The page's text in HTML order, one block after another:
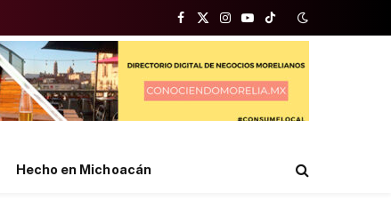
Facebook
X
(Twitter)
Instagram
YouTubeTikTok
Hecho en Michoacán